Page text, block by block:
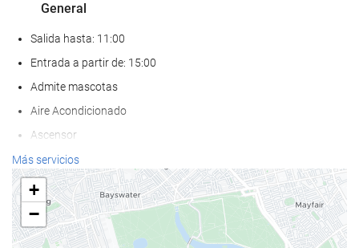
General
Salida hasta: 11:00
Entrada a partir de: 15:00
Admite mascotas
Aire Acondicionado
Ascensor
Habitaciones No fumadores
Servicios de recepción
Guardaequipaje
Más servicios
+
−